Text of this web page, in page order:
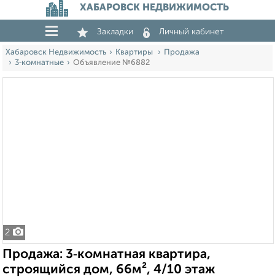
ХАБАРОВСК НЕДВИЖИМОСТЬ
Закладки Личный кабинет
Хабаровск Недвижимость Квартиры
Продажа
3‑комнатные
Объявление №6882
2
Продажа: 3‑комнатная квартира,
строящийся дом, 66м², 4/10 этаж